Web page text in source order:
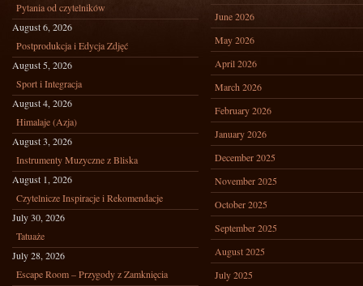
Pytania od czytelników
August 6, 2026
Postprodukcja i Edycja Zdjęć
August 5, 2026
Sport i Integracja
August 4, 2026
Himalaje (Azja)
August 3, 2026
Instrumenty Muzyczne z Bliska
August 1, 2026
Czytelnicze Inspiracje i Rekomendacje
July 30, 2026
Tatuaże
July 28, 2026
Escape Room – Przygody z Zamknięcia
June 2026
May 2026
April 2026
March 2026
February 2026
January 2026
December 2025
November 2025
October 2025
September 2025
August 2025
July 2025